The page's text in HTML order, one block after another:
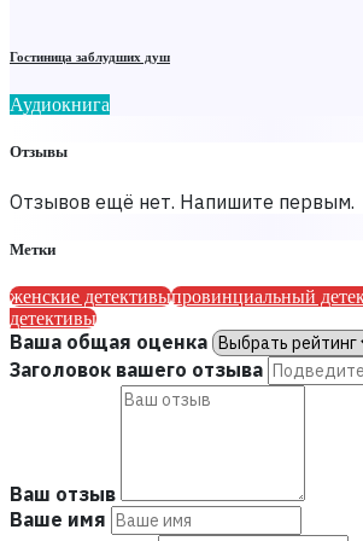
Гостиница заблудших душ
Аудиокнига
Отзывы
Отзывов ещё нет. Напишите первым.
Метки
женские детективыпровинциальный
детективы
Ваша общая оценка
Заголовок вашего отзыва
Ваш отзыв
Ваше имя